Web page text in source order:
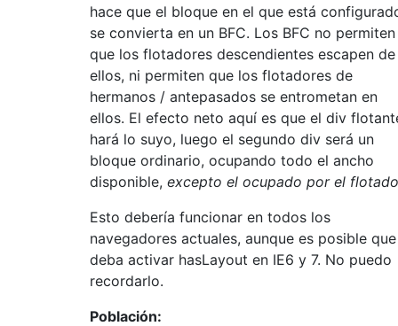
hace que el bloque en el que está
se convierta en un BFC. Los BFC no permiten
que los flotadores descendientes escapen de
ellos, ni permiten que los flotadores de
hermanos / antepasados ​​se entrometan en
ellos. El efecto neto aquí es que el div
hará lo suyo, luego el segundo div será un
bloque ordinario, ocupando todo el ancho
disponible, excepto el ocupado por el
Esto debería funcionar en todos los
navegadores actuales, aunque es posible que
deba activar hasLayout en IE6 y 7. No puedo
recordarlo.
Población: